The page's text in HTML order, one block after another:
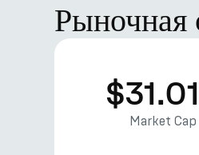
Рыночная
Market Cap